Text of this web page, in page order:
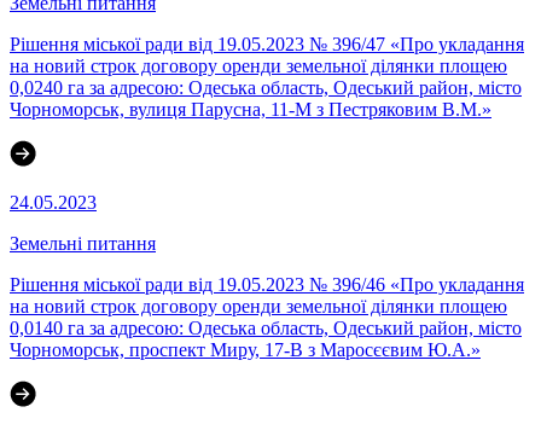
Рішення міської ради від 19.05.2023 № 396/47 «Про укладання
на новий строк договору оренди земельної ділянки площею
0,0240 га за адресою: Одеська область, Одеський район, місто
Чорноморськ, вулиця Парусна, 11-М з Пестряковим В.М.»
24.05.2023
Земельні питання
Рішення міської ради від 19.05.2023 № 396/46 «Про укладання
на новий строк договору оренди земельної ділянки площею
0,0140 га за адресою: Одеська область, Одеський район, місто
Чорноморськ, проспект Миру, 17-В з Маросєєвим Ю.А.»